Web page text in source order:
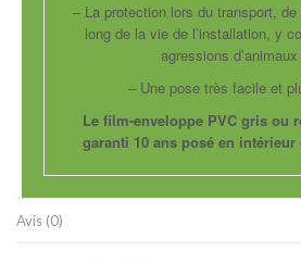
– La protection lors du transport,
long de la vie de l’installation, y
agressions
– Une pose très facile et
Le film-enveloppe PVC gris ou
garanti 10 ans posé en intérieur
Avis (0)